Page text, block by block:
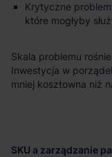
Krytyczne
które mogłyby
Skala problemu
Inwestycja w
mniej kosztowna niż
SKU a zarządzanie